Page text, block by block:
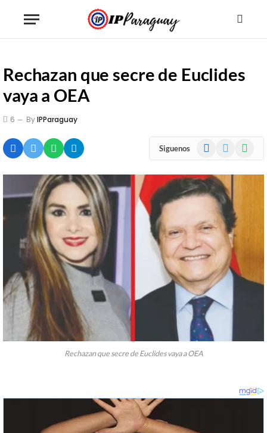
Rechazan que secre de Euclides
vaya a OEA
6 ByIPParaguay
Siguenos Facebook
Rechazan que secre de Euclides vaya a OEA